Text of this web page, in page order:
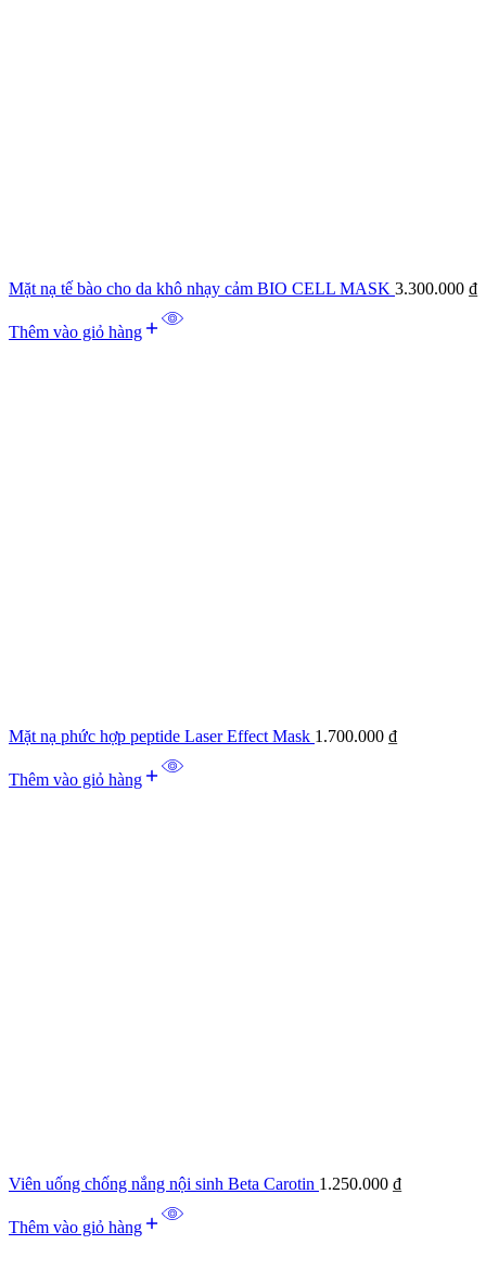
Mặt nạ tế bào cho da khô nhạy cảm BIO CELL MASK 3.300.000 ₫
Thêm vào giỏ hàng
Mặt nạ phức hợp peptide Laser Effect Mask 1.700.000 ₫
Thêm vào giỏ hàng
Viên uống chống nắng nội sinh Beta Carotin 1.250.000 ₫
Thêm vào giỏ hàng